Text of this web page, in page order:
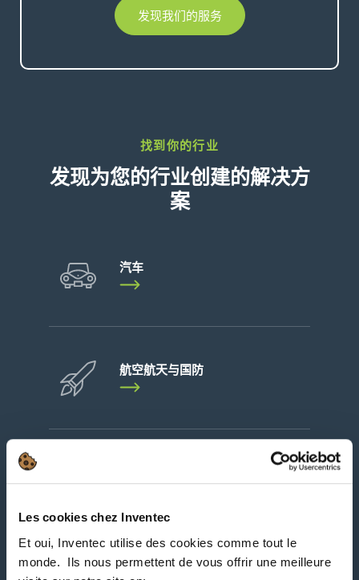
Les cookies chez Inventec
Et oui, Inventec utilise des cookies comme tout le
monde. ​ Ils nous permettent de vous offrir une meilleure
发现我们的服务
找到你的行业
发现为您的行业创建的解决方
案
汽车
航空航天与国防